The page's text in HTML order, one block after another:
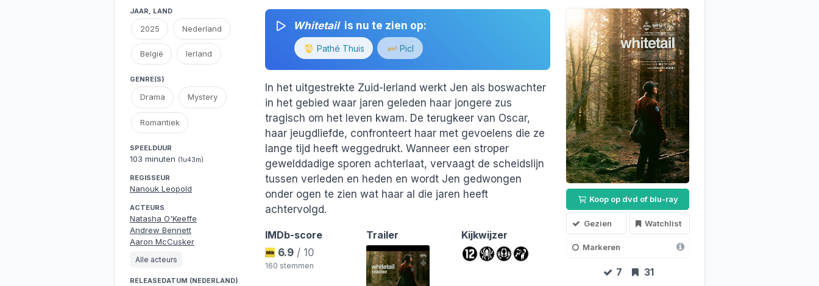
JAAR, LAND
2025 Nederland
België Ierland
GENRE(S)
Drama Mystery
Romantiek
SPEELDUUR
103 minuten (1u43m)
REGISSEUR
Nanouk Leopold
ACTEURS
Natasha O'Keeffe
Andrew Bennett
Aaron McCusker
Alle acteurs
RELEASEDATUM (NEDERLAND)
Whitetail is nu te zien op:
Pathé Thuis Picl
In het uitgestrekte Zuid-Ierland werkt Jen als boswachter
in het gebied waar jaren geleden haar jongere zus
tragisch om het leven kwam. De terugkeer van Oscar,
haar jeugdliefde, confronteert haar met gevoelens die ze
lange tijd heeft weggedrukt. Wanneer een stroper
gewelddadige sporen achterlaat, vervaagt de scheidslijn
tussen verleden en heden en wordt Jen gedwongen
onder ogen te zien wat haar al die jaren heeft
achtervolgd.
IMDb-score
6.9 / 10
160 stemmen
Trailer Kijkwijzer
Koop op dvd of blu-ray
Gezien Watchlist
Markeren
7
31